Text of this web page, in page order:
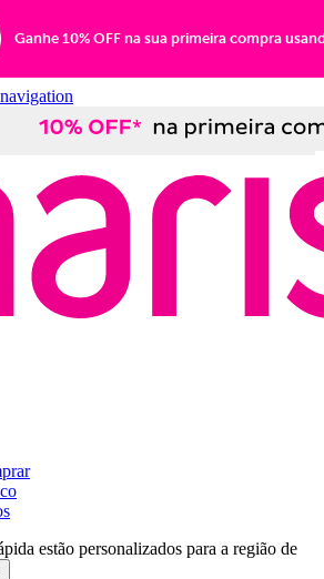
Ganhe 10% OFF na sua primeira compra
estão personalizados para a região de